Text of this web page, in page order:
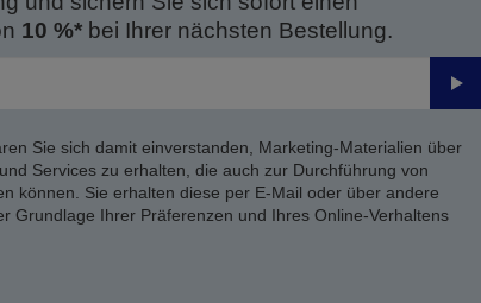
10 %*bei Ihrer nächsten Bestellung.
Sie sich damit einverstanden, Marketing-Materialien über
Services zu erhalten, die auch zur Durchführung von
können. Sie erhalten diese per E-Mail oder über andere
Grundlage Ihrer Präferenzen und Ihres Online-Verhaltens